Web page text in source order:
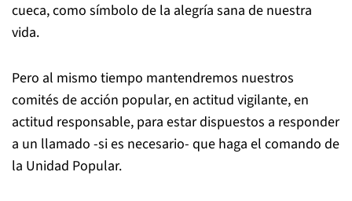
cueca, como símbolo de la alegría sana de nuestra
vida.
Pero al mismo tiempo mantendremos nuestros
comités de acción popular, en actitud vigilante, en
actitud responsable, para estar dispuestos a responder
a un llamado -si es necesario- que haga el comando de
la Unidad Popular.